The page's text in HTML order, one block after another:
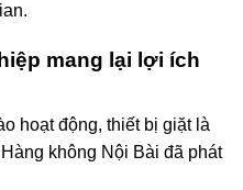
mang lại lợi ích
hoạt động, thiết bị giặt là
không Nội Bài đã phát